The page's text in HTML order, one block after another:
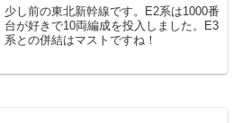
少し前の東北新幹線です。E2系は1000番
台が好きで10両編成を投入しました。E3
系との併結はマストですね！